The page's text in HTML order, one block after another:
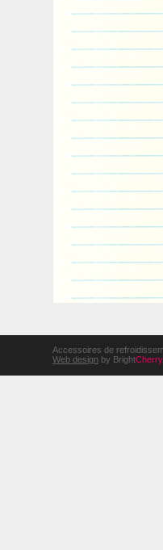
Accessoires de
Web design by BrightCherry.